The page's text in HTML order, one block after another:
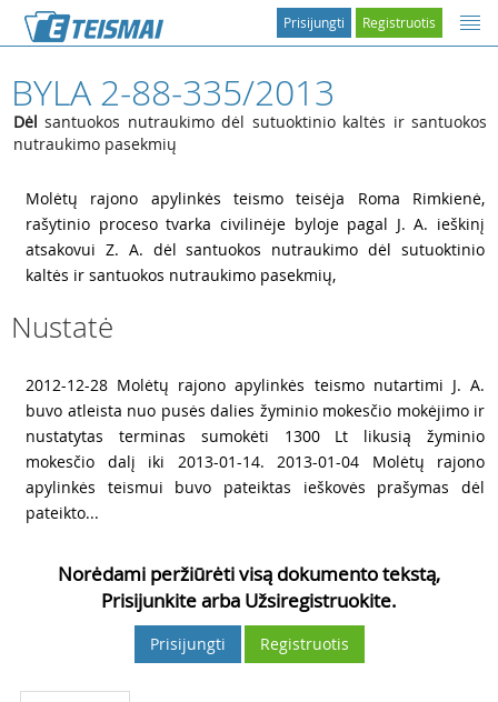
Registruotis
Prisijungti
BYLA 2-88-335/2013
Dėl santuokos nutraukimo dėl sutuoktinio kaltės ir santuokos
nutraukimo pasekmių
Molėtų rajono apylinkės teismo teisėja Roma Rimkienė,
rašytinio proceso tvarka civilinėje byloje pagal J. A. ieškinį
atsakovui Z. A. dėl santuokos nutraukimo dėl sutuoktinio
kaltės ir santuokos nutraukimo pasekmių,
Nustatė
2012-12-28 Molėtų rajono apylinkės teismo nutartimi J. A.
buvo atleista nuo pusės dalies žyminio mokesčio mokėjimo ir
nustatytas terminas sumokėti 1300 Lt likusią žyminio
mokesčio dalį iki 2013-01-14. 2013-01-04 Molėtų rajono
apylinkės teismui buvo pateiktas ieškovės prašymas dėl
pateikto...
Norėdami peržiūrėti visą dokumento tekstą,
Prisijunkite arba Užsiregistruokite.
Prisijungti Registruotis